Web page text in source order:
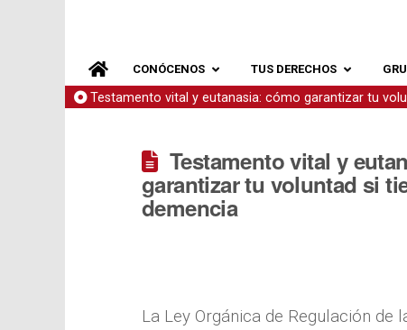
CONÓCENOS TUS DERECHOS
Testamento vital y eutanasia: cómo garantizar tu
Testamento vital y
garantizar tu voluntad si
demencia
La Ley Orgánica de Regulación de